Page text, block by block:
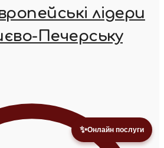
✨Онлайн послуги
лідери
Печерську